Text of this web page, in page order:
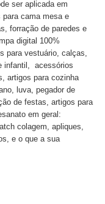
ser aplicada em
cama mesa e
forração de paredes e
digital 100%
para vestuário, calças,
infantil, acessórios
artigos para cozinha
luva, pegador de
de festas, artigos para
em geral:
colagem, apliques,
e o que a sua